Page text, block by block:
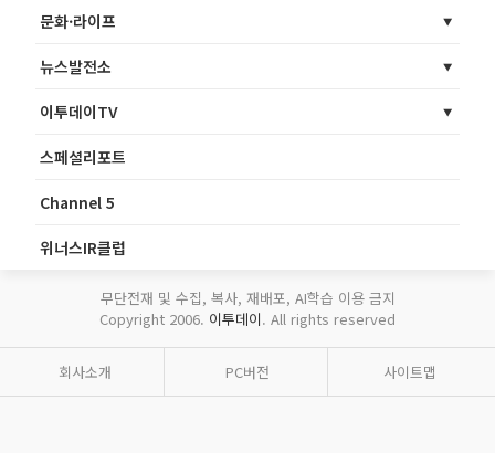
문화·라이프
뉴스발전소
이투데이TV
스페셜리포트
Channel 5
위너스IR클럽
무단전재 및 수집, 복사, 재배포, AI학습 이용 금지
Copyright 2006. 이투데이. All rights reserved
회사소개 PC버전 사이트맵